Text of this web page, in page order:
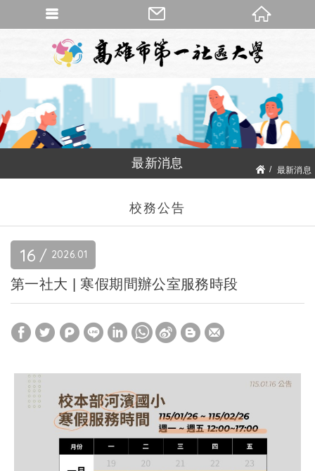
最新消息
最新消息
校務公告
16 01
2026
第一社大 | 寒假期間辦公室服務時段